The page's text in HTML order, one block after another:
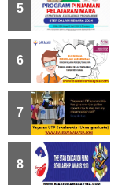
5
6
7
8